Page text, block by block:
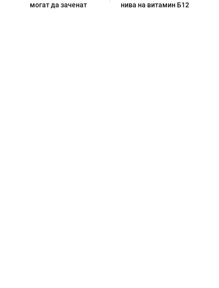
могат да заченат
нива на витамин Б12